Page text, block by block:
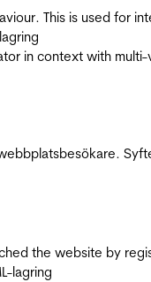
This is used for
in context with
the website by
lagring